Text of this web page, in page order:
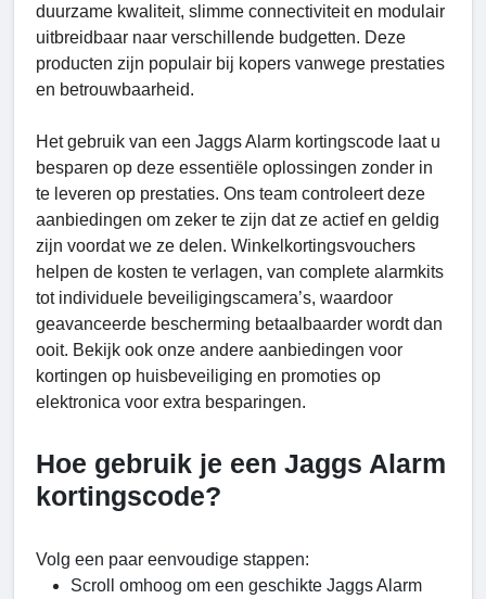
duurzame kwaliteit, slimme connectiviteit en modulair
uitbreidbaar naar verschillende budgetten. Deze
producten zijn populair bij kopers vanwege prestaties
en betrouwbaarheid.
Het gebruik van een Jaggs Alarm kortingscode laat u
besparen op deze essentiële oplossingen zonder in
te leveren op prestaties. Ons team controleert deze
aanbiedingen om zeker te zijn dat ze actief en geldig
zijn voordat we ze delen. Winkelkortingsvouchers
helpen de kosten te verlagen, van complete alarmkits
tot individuele beveiligingscamera’s, waardoor
geavanceerde bescherming betaalbaarder wordt dan
ooit. Bekijk ook onze andere aanbiedingen voor
kortingen op huisbeveiliging en promoties op
elektronica voor extra besparingen.
Hoe gebruik je een Jaggs Alarm
kortingscode?
Volg een paar eenvoudige stappen:
Scroll omhoog om een geschikte Jaggs Alarm